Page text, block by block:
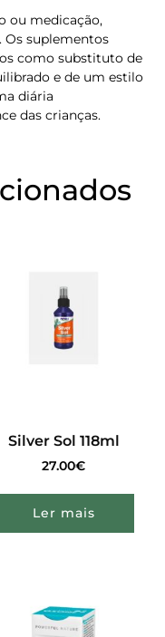
ou medicação,
Os suplementos
como substituto de
e de um estilo
diária
das crianças.
Silver Sol 118ml
27.00€
Ler mais